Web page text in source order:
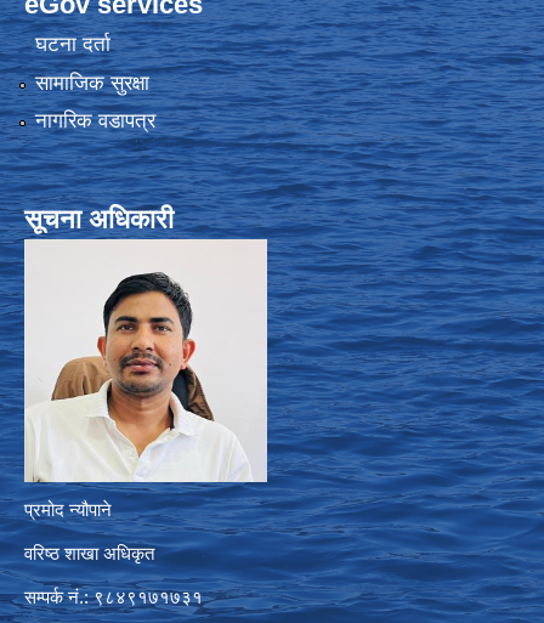
घटना दर्ता
सामाजिक सुरक्षा
नागरिक वडापत्र
सूचना अधिकारी
प्रमोद न्यौपाने
वरिष्ठ शाखा अधिकृत
सम्पर्क नं.: ९८४९१७१७३१